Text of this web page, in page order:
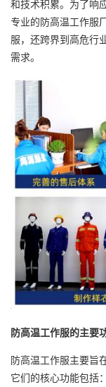
和技术积累。为了响
专业的防高温工作服
服，还跨界到高危行
需求。
防高温工作服的主要
防高温工作服主要旨
它们的核心功能包括